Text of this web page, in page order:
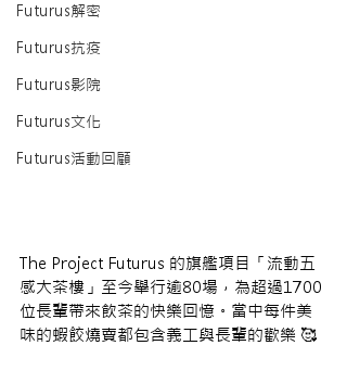
Futurus解密
Futurus抗疫
Futurus影院
Futurus文化
Futurus活動回顧
The Project Futurus 的旗艦項目「流動五
感大茶樓」至今舉行逾80場，為超過1700
位長輩帶來飲茶的快樂回憶。當中每件美
味的蝦餃燒賣都包含義工與長輩的歡樂 🥰